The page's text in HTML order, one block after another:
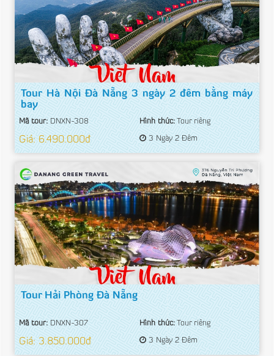
Tour Hà Nội Đà Nẵng 3 ngày 2 đêm bằng máy
bay
Mã tour:DNXN-308 Hình thức:Tour riêng
Giá: 6.490.000đ 3 Ngày 2 Đêm
Tour Hải Phòng Đà Nẵng
Mã tour:DNXN-307 Hình thức:Tour riêng
Giá: 3.850.000đ 3 Ngày 2 Đêm